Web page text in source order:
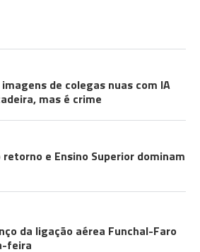
de colegas nuas com IA
mas é crime
e Ensino Superior dominam
da ligação aérea Funchal-Faro
feira